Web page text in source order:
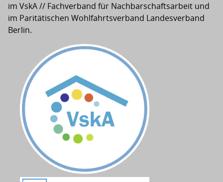
im VskA // Fachverband für Nachbarschaftsarbeit und
im Paritätischen Wohlfahrtsverband Landesverband
Berlin.